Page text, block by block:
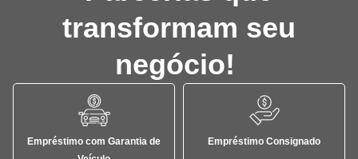
transformam seu
negócio!
Empréstimo com Garantia de
Empréstimo Consignado